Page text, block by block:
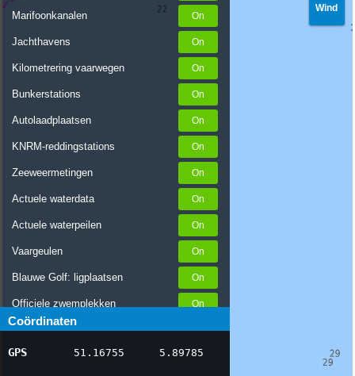
Marifoonkanalen
Jachthavens
Kilometrering vaarwegen
Bunkerstations
Autolaadplaatsen
KNRM-reddingstations
Zeeweermetingen
Actuele waterdata
Actuele waterpeilen
Vaargeulen
Blauwe Golf: ligplaatsen
Officiele zwemplekken
Stremmingen/hinder
AIS scheepsposities
Coördinaten
GPS 51.16755 5.89785
Wind